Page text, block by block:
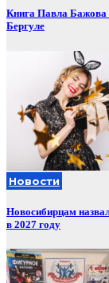
Книга Павла Бажова
Бергуле
Новости
Новосибирцам
в 2027 году